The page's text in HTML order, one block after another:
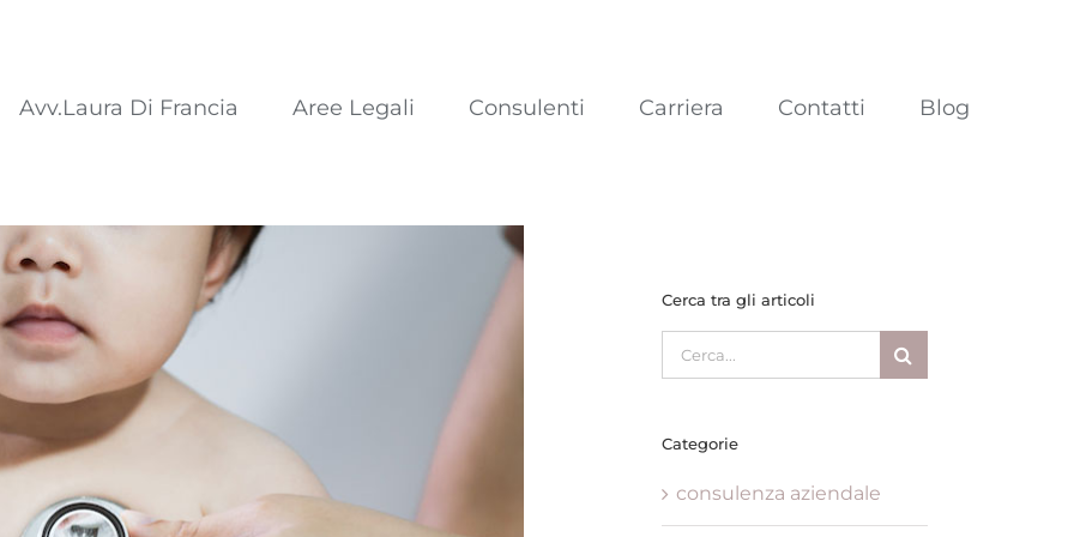
Avv.Laura Di Francia Aree Legali Consulenti Carriera Contatti Blog
Cerca tra gli articoli
Cerca
per:
Categorie
consulenza aziendale